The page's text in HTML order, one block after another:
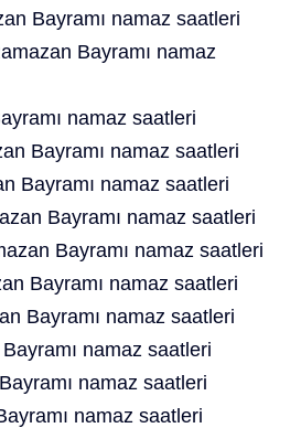
Bayramı namaz saatleri
Bayramı namaz
namaz saatleri
Bayramı namaz saatleri
Bayramı namaz saatleri
Bayramı namaz saatleri
Bayramı namaz saatleri
Bayramı namaz saatleri
Bayramı namaz saatleri
namaz saatleri
namaz saatleri
namaz saatleri